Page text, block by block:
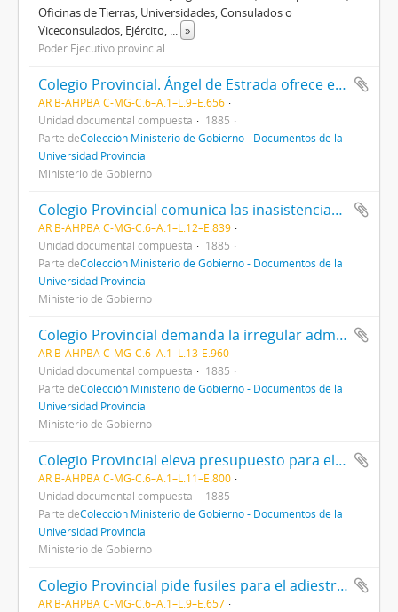
Oficinas de Tierras, Universidades, Consulados o
Viceconsulados, Ejército, ... »
Poder Ejecutivo provincial
Colegio Provincial. Ángel de Estrada ofrece en venta bancos para el colegio
AR B-AHPBA C-MG-C.6–A.1–L.9–E.656
Unidad documental compuesta
1885
Parte deColección Ministerio de Gobierno - Documentos de la
Universidad Provincial
Ministerio de Gobierno
Colegio Provincial comunica las inasistencias del secretario Arsenio Reybaud
AR B-AHPBA C-MG-C.6–A.1–L.12–E.839
Unidad documental compuesta
1885
Parte deColección Ministerio de Gobierno - Documentos de la
Universidad Provincial
Ministerio de Gobierno
Colegio Provincial demanda la irregular administración del ex secretario del establecimiento Arsenio Reybaud
AR B-AHPBA C-MG-C.6–A.1–L.13-E.960
Unidad documental compuesta
1885
Parte deColección Ministerio de Gobierno - Documentos de la
Universidad Provincial
Ministerio de Gobierno
Colegio Provincial eleva presupuesto para el año 1886
AR B-AHPBA C-MG-C.6–A.1–L.11–E.800
Unidad documental compuesta
1885
Parte deColección Ministerio de Gobierno - Documentos de la
Universidad Provincial
Ministerio de Gobierno
Colegio Provincial pide fusiles para el adiestramiento de sus alumnos
AR B-AHPBA C-MG-C.6–A.1–L.9–E.657